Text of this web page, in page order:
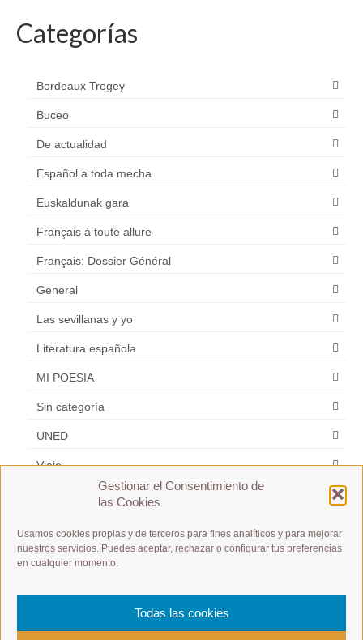
Gestionar el Consentimiento de
las Cookies
Usamos cookies propias y de terceros para fines analíticos y para mejorar
nuestros servicios. Puedes aceptar, rechazar o configurar tus preferencias
en cualquier momento.
Todas las cookies
Categorías
Bordeaux Tregey
Buceo
De actualidad
Español a toda mecha
Euskaldunak gara
Français à toute allure
Français: Dossier Général
General
Las sevillanas y yo
Literatura española
MI POESIA
Sin categoría
UNED
Viaje
Etiquetas
A1 / A2 / B1 / B2 /C1 / C2 A1 Débutant es m
Español y Frances
Présentation à toute allure